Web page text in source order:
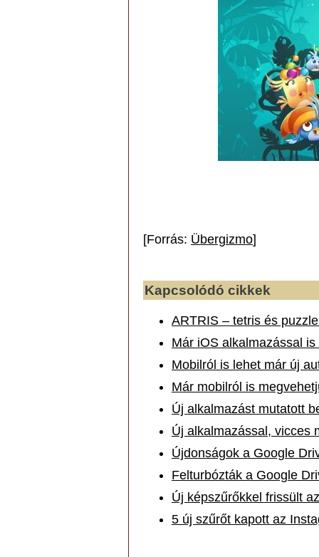
[Forrás: Übergizmo]
Kapcsolódó cikkek
ARTRIS – tetris és
Már iOS alkalmazással
Mobilról is lehet már új
Már mobilról is
Új alkalmazást mutatott
Új alkalmazással, vicces
Újdonságok a Google
Felturbózták a Google
Új képszűrőkkel frissült
5 új szűrőt kapott az